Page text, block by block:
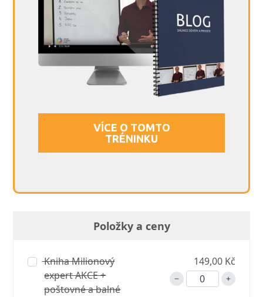
VÍCE O TOMTO
TRÉNINKU
Položky a ceny
Kniha Milionový
expert AKCE +
poštovné a balné
149,00 Kč